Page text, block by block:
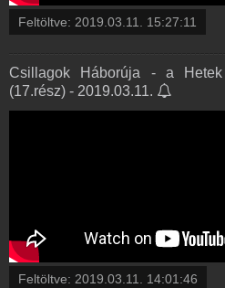
Feltöltve: 2019.03.11. 15:27:11
Csillagok Háborúja - a
(17.rész) - 2019.03.11.
Feltöltve: 2019.03.11. 14:01:46